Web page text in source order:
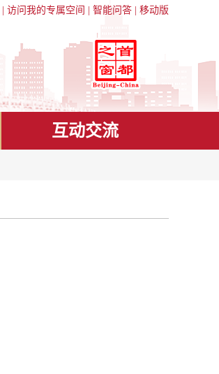
访问我的专属空间 智能问答 移动版
互动交流